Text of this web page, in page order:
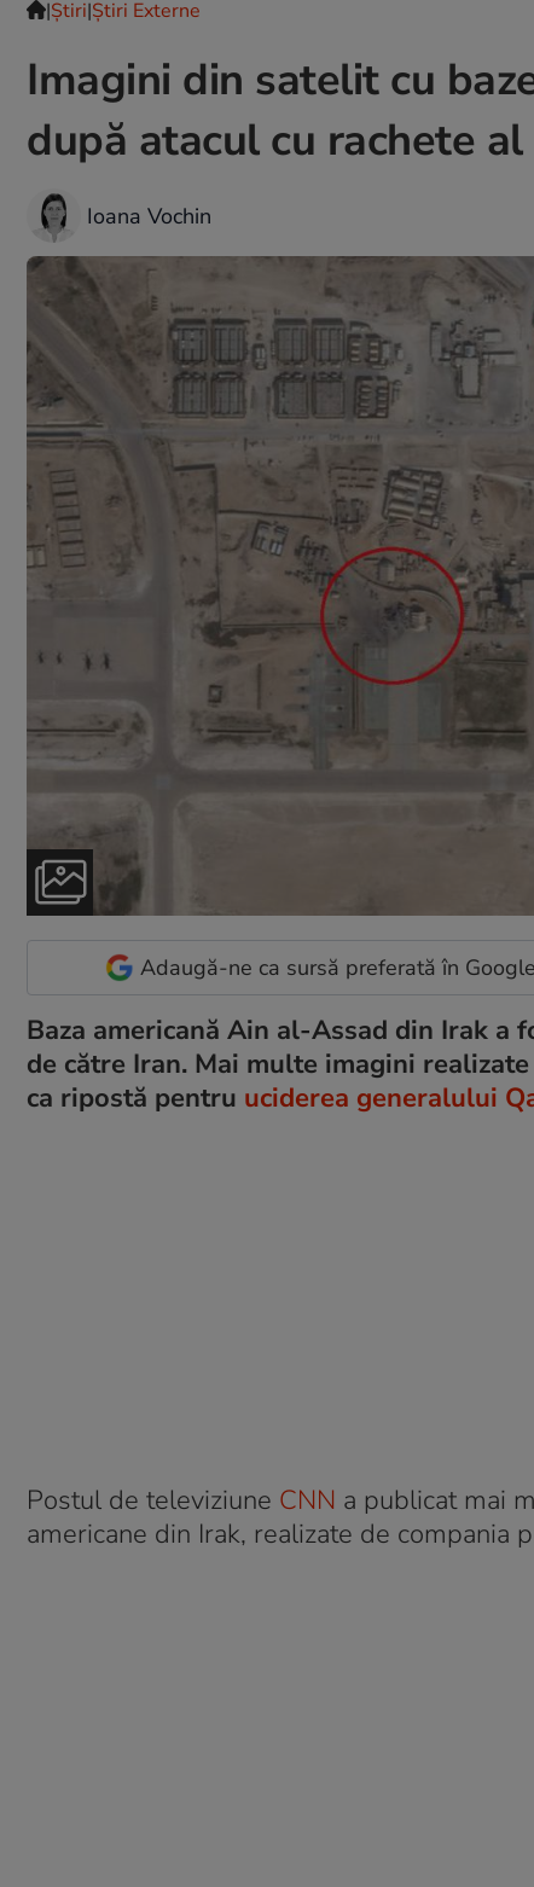
|Ştiri|Știri Externe
Imagini din satelit cu
după atacul cu rachete
Ioana Vochin
Adaugă-ne ca sursă preferată în Google
Baza americană Ain al-Assad din Irak a
de către Iran. Mai multe imagini
ca ripostă pentru uciderea generalului
Postul de televiziune CNN a publicat mai
americane din Irak, realizate de compania